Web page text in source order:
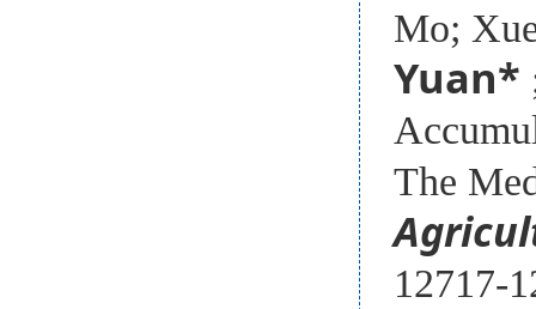
Mo;
Yuan*
The
12717-